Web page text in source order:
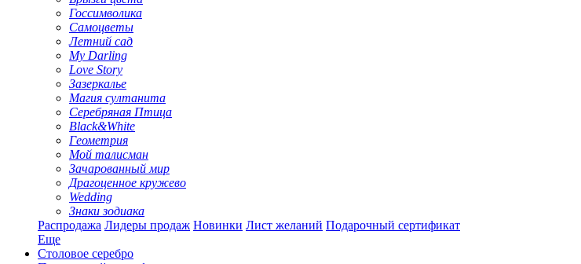
Госсимволика
Самоцветы
Летний сад
My Darling
Love Story
Зазеркалье
Магия султанита
Серебряная Птица
Black&White
Геометрия
Мой талисман
Зачарованный мир
Драгоценное кружево
Wedding
Знаки зодиака
Распродажа Лидеры продаж Новинки Лист желаний Подарочный сертификат
Еще
Столовое серебро